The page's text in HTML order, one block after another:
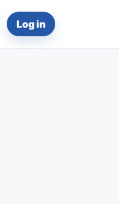
Log in